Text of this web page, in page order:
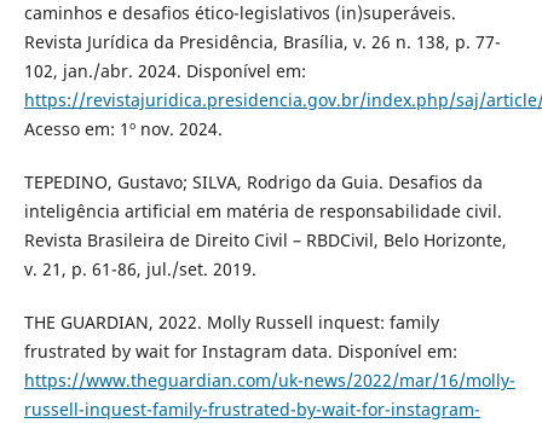
caminhos e desafios ético-legislativos (in)superáveis.
Revista Jurídica da Presidência, Brasília, v. 26 n. 138, p. 77-
102, jan./abr. 2024. Disponível em:
https://revistajuridica.presidencia.gov.br/index.php/saj/
Acesso em: 1º nov. 2024.
TEPEDINO, Gustavo; SILVA, Rodrigo da Guia. Desafios da
inteligência artificial em matéria de responsabilidade civil.
Revista Brasileira de Direito Civil – RBDCivil, Belo Horizonte,
v. 21, p. 61-86, jul./set. 2019.
THE GUARDIAN, 2022. Molly Russell inquest: family
frustrated by wait for Instagram data. Disponível em:
https://www.theguardian.com/uk-news/2022/mar/16/molly-
russell-inquest-family-frustrated-by-wait-for-instagram-